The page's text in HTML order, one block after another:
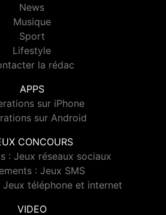
News
Musique
Sport
Lifestyle
la rédac
APPS
sur iPhone
sur Android
CONCOURS
: Jeux réseaux sociaux
: Jeux SMS
Jeux téléphone et internet
VIDEO